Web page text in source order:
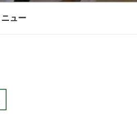
ニュー